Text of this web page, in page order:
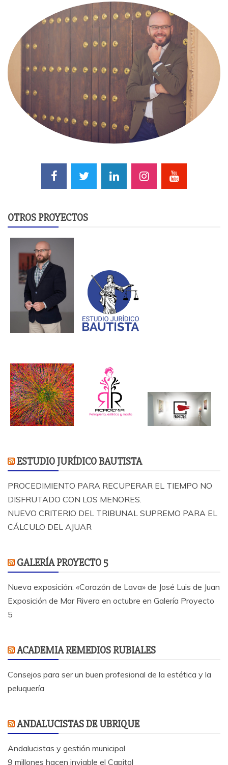
OTROS PROYECTOS
ESTUDIO JURÍDICO BAUTISTA
PROCEDIMIENTO PARA RECUPERAR EL TIEMPO NO
DISFRUTADO CON LOS MENORES.
NUEVO CRITERIO DEL TRIBUNAL SUPREMO PARA EL
CÁLCULO DEL AJUAR
GALERÍA PROYECTO 5
Nueva exposición: «Corazón de Lava» de José Luis de Juan
Exposición de Mar Rivera en octubre en Galería Proyecto
5
ACADEMIA REMEDIOS RUBIALES
Consejos para ser un buen profesional de la estética y la
peluquería
ANDALUCISTAS DE UBRIQUE
Andalucistas y gestión municipal
9 millones hacen inviable el Capitol